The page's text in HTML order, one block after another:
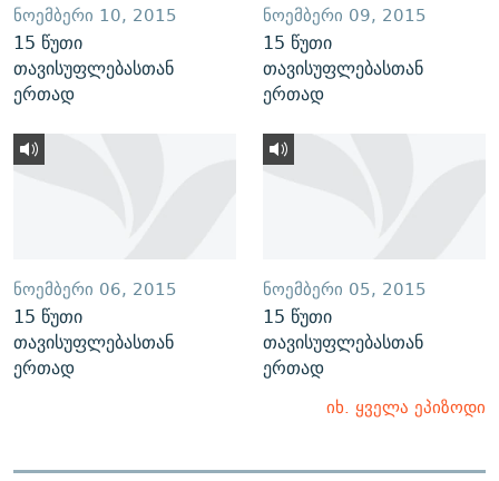
ᲜᲝᲔᲛᲑᲔᲠᲘ 10, 2015
15 წუთი
თავისუფლებასთან
ერთად
ᲜᲝᲔᲛᲑᲔᲠᲘ 09, 2015
15 წუთი
თავისუფლებასთან
ერთად
ᲜᲝᲔᲛᲑᲔᲠᲘ 06, 2015
15 წუთი
თავისუფლებასთან
ერთად
ᲜᲝᲔᲛᲑᲔᲠᲘ 05, 2015
15 წუთი
თავისუფლებასთან
ერთად
იხ. ყველა ეპიზოდი